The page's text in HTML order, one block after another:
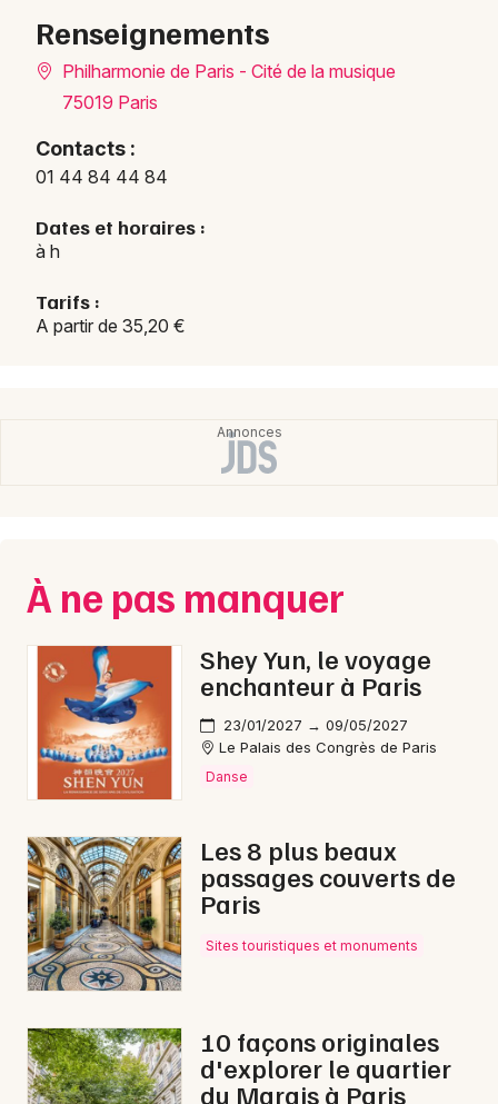
Renseignements
Philharmonie de Paris - Cité de la musique
75019 Paris
Contacts :
01 44 84 44 84
Dates et horaires :
à h
Tarifs :
A partir de 35,20 €
À ne pas manquer
Shey Yun, le voyage
enchanteur à Paris
23/01/2027 → 09/05/2027
Le Palais des Congrès de Paris
Danse
Les 8 plus beaux
passages couverts de
Paris
Sites touristiques et monuments
10 façons originales
d'explorer le quartier
du Marais à Paris